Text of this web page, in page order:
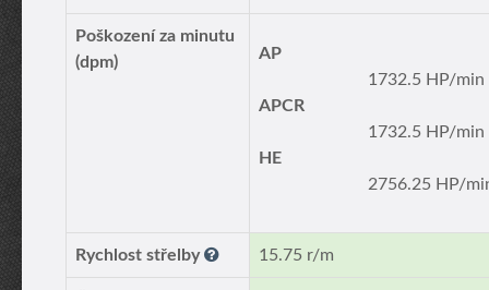
Poškození za minutu
(dpm)
AP
1732.5 HP/min
APCR
1732.5 HP/min
HE
2756.25 HP/
Rychlost střelby 15.75 r/m